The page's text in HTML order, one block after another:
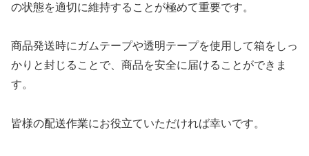
の状態を適切に維持することが極めて重要です。
商品発送時にガムテープや透明テープを使用して箱をしっ
かりと封じることで、商品を安全に届けることができま
す。
皆様の配送作業にお役立ていただければ幸いです。